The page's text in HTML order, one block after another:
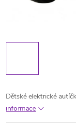
Dětské elektrické
informace